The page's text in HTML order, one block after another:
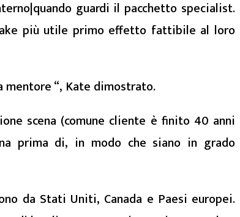
guardi il pacchetto specialist.
più utile primo effetto fattibile al loro
“, Kate dimostrato.
scena (comune cliente è finito 40 anni
prima di, in modo che siano in grado
da Stati Uniti, Canada e Paesi europei.